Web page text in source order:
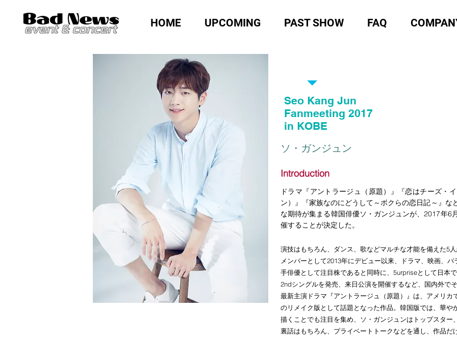
HOME UPCOMING PAST SHOW FAQ
Seo Kang Jun
Fanmeeting 2017
in KOBE
​ソ・ガンジュン
Introduction
ドラマ『アントラージュ（原題）』『恋はチーズ・
ン）』『家族なのにどうして～ボクらの恋日記～』な
な期待が集まる韓国俳優ソ・ガンジュンが、2017年6
催することが決定した。
演技はもちろん、ダンス、歌などマルチな才能を備えた5
メンバーとして2013年にデビュー以来、ドラマ、映画、
手俳優として注目株であると同時に、5urpriseとして日本
2ndシングルを発売、来日公演を開催するなど、国内外で
最新主演ドラマ『アントラージュ（原題）』は、アメリカ
のリメイク版として話題となった作品。韓国版では、華や
描くことでも注目を集め、ソ・ガンジュンはトップスタ
裏話はもちろん、プライベートトークなどを通し、作品だ